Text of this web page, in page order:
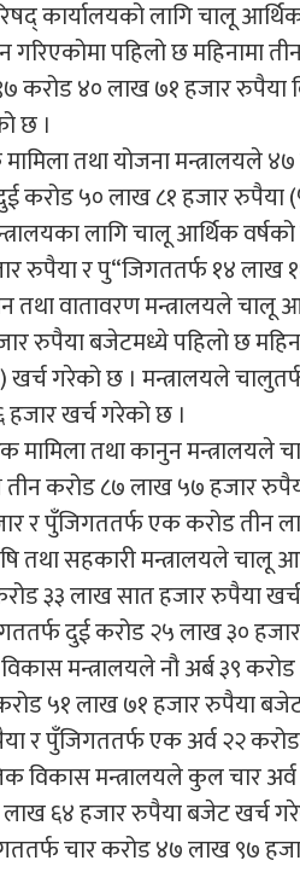
कार्यालयको लागि चालू
गरिएकोमा पहिलो छ महिनामा
करोड ४० लाख ७१ हजार रुपैया
छ ।
मामिला तथा योजना
करोड ५० लाख ८१ हजार
लागि चालू आर्थिक
रुपैया र पु“जिगततर्फ १४ लाख
तथा वातावरण मन्त्रालयले चालू
रुपैया बजेटमध्ये पहिलो छ
खर्च गरेको छ । मन्त्रालयले
खर्च गरेको छ ।
मामिला तथा कानुन
करोड ८७ लाख ५७ हजार
र पुँजिगततर्फ एक करोड तीन
तथा सहकारी मन्त्रालयले
३३ लाख सात हजार रुपैया
दुई करोड २५ लाख ३०
विकास मन्त्रालयले नौ अर्ब ३९
५१ लाख ७१ हजार रुपैया
र पुँजिगततर्फ एक अर्व २२
विकास मन्त्रालयले कुल चार
६४ हजार रुपैया बजेट खर्च
चार करोड ४७ लाख ९७